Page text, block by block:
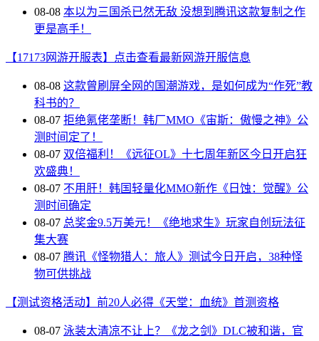
08-08 本以为三国杀已然无敌 没想到腾讯这款复制之作
更是高手！
【17173网游开服表】点击查看最新网游开服信息
08-08 这款曾刷屏全网的国潮游戏，是如何成为“作死”教
科书的？
08-07 拒绝氪佬垄断！韩厂MMO《宙斯：傲慢之神》公
测时间定了！
08-07 双倍福利！《远征OL》十七周年新区今日开启狂
欢盛典！
08-07 不用肝！韩国轻量化MMO新作《日蚀：觉醒》公
测时间确定
08-07 总奖金9.5万美元！《绝地求生》玩家自创玩法征
集大赛
08-07 腾讯《怪物猎人：旅人》测试今日开启，38种怪
物可供挑战
【测试资格活动】前20人必得《天堂：血统》首测资格
08-07 泳装太清凉不让上？《龙之剑》DLC被和谐，官